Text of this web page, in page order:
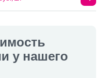
у нашего